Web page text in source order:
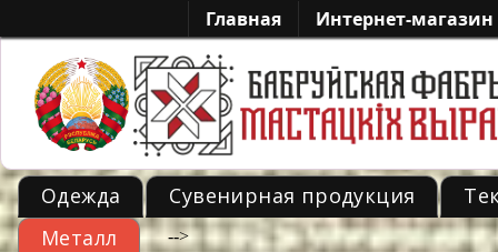
Главная Интернет-магазин
-->
Одежда Сувенирная продукция
Металл